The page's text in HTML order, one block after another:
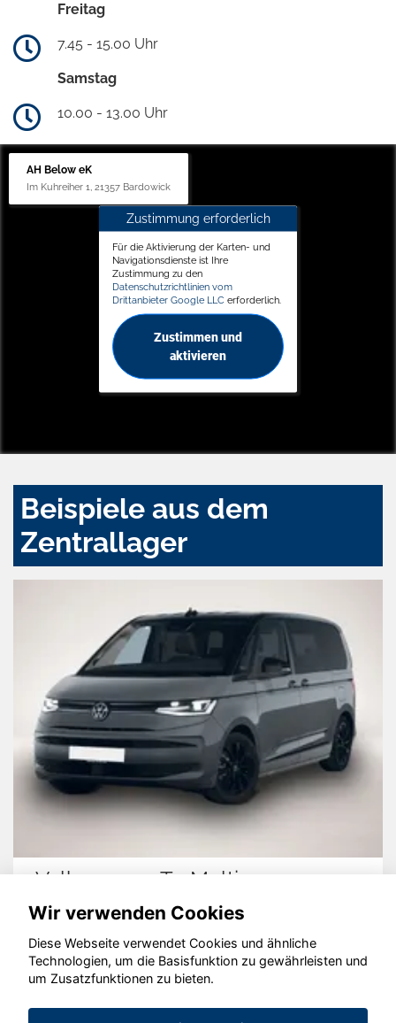
Freitag
7.45 - 15.00 Uhr
Samstag
10.00 - 13.00 Uhr
AH Below eK
Im Kuhreiher 1, 21357 Bardowick
Zustimmung erforderlich
Für die Aktivierung der Karten- und
Navigationsdienste ist Ihre
Zustimmung zu den
Datenschutzrichtlinien vom
Drittanbieter Google LLC erforderlich.
Zustimmen und
aktivieren
Beispiele aus dem
Zentrallager
Volkswagen T7 Multivan
© konjunkturmotor.de GmbH 2020 - 2026
Wir verwenden Cookies
Diese Webseite verwendet Cookies und ähnliche
Technologien, um die Basisfunktion zu gewährleisten und
um Zusatzfunktionen zu bieten.